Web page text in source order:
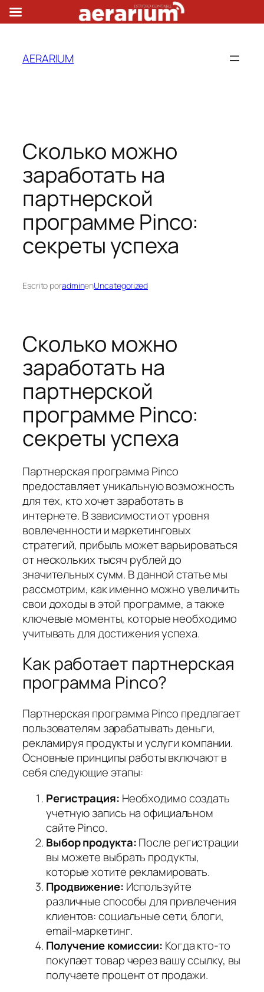
AERARIUM
Сколько можно
заработать на
партнерской
программе Pinco:
секреты успеха
Escrito poradminenUncategorized
Сколько можно
заработать на
партнерской
программе Pinco:
секреты успеха
Партнерская программа Pinco
предоставляет уникальную возможность
для тех, кто хочет заработать в
интернете. В зависимости от уровня
вовлеченности и маркетинговых
стратегий, прибыль может варьироваться
от нескольких тысяч рублей до
значительных сумм. В данной статье мы
рассмотрим, как именно можно увеличить
свои доходы в этой программе, а также
ключевые моменты, которые необходимо
учитывать для достижения успеха.
Как работает партнерская
программа Pinco?
Партнерская программа Pinco предлагает
пользователям зарабатывать деньги,
рекламируя продукты и услуги компании.
Основные принципы работы включают в
себя следующие этапы:
Регистрация: Необходимо создать
учетную запись на официальном
сайте Pinco.
Выбор продукта:После регистрации
вы можете выбрать продукты,
которые хотите рекламировать.
Продвижение: Используйте
различные способы для привлечения
клиентов: социальные сети, блоги,
email-маркетинг.
Получение комиссии: Когда кто-то
покупает товар через вашу ссылку, вы
получаете процент от продажи.